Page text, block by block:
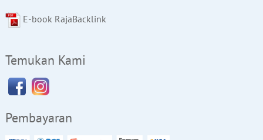
E-book RajaBacklink
Temukan Kami
Pembayaran